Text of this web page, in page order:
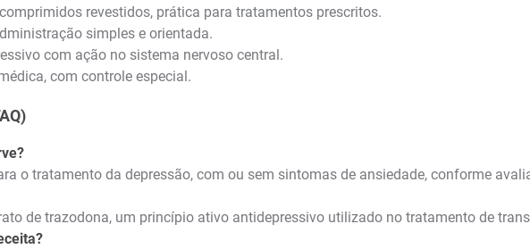
revestidos, prática para tratamentos prescritos.
simples e orientada.
com ação no sistema nervoso central.
com controle especial.
o tratamento da depressão, com ou sem sintomas de ansiedade, conforme
de trazodona, um princípio ativo antidepressivo utilizado no tratamento de